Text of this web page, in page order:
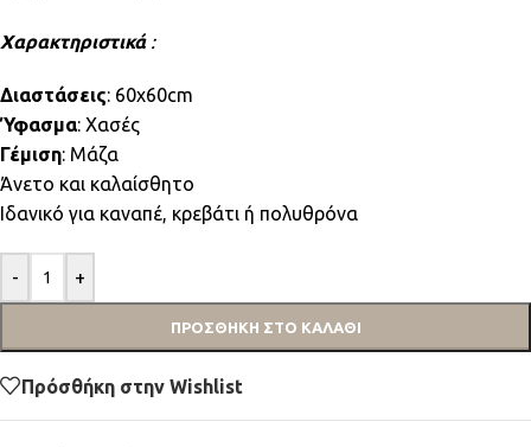
Χαρακτηριστικά :
Διαστάσεις: 60x60cm
Ύφασμα: Χασές
Γέμιση: Μάζα
Άνετο και καλαίσθητο
Ιδανικό για καναπέ, κρεβάτι ή πολυθρόνα
- +
ΠΡΟΣΘΉΚΗ ΣΤΟ ΚΑΛΆΘΙ
Πρόσθήκη στην Wishlist